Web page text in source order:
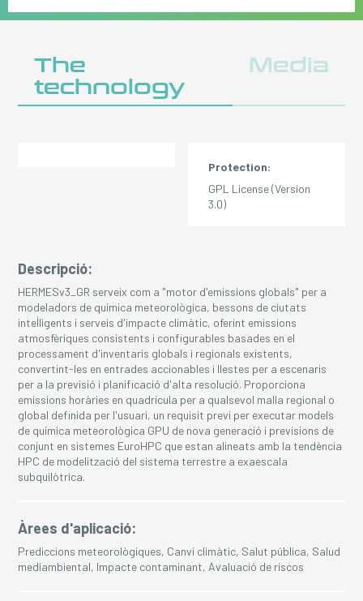
The
technology
Media
Descripció:
HERMESv3_GR serveix com a "motor d'emissions globals" per a
modeladors de química meteorològica, bessons de ciutats
intel·ligents i serveis d'impacte climàtic, oferint emissions
atmosfèriques consistents i configurables basades en el
processament d'inventaris globals i regionals existents,
convertint-les en entrades accionables i llestes per a escenaris
per a la previsió i planificació d'alta resolució. Proporciona
emissions horàries en quadrícula per a qualsevol malla regional o
global definida per l'usuari, un requisit previ per executar models
de química meteorològica GPU de nova generació i previsions de
conjunt en sistemes EuroHPC que estan alineats amb la tendència
HPC de modelització del sistema terrestre a exaescala
subquilòtrica.
Àrees d'aplicació:
Prediccions meteorològiques, Canvi climàtic, Salut pública, Salud
mediambiental, Impacte contaminant, Avaluació de riscos
Protection:
GPL License (Version
3.0)